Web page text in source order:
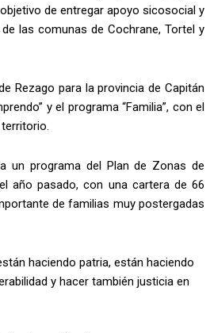
de entregar apoyo sicosocial y
las comunas de Cochrane, Tortel y
Rezago para la provincia de Capitán
y el programa “Familia”, con el
un programa del Plan de Zonas de
año pasado, con una cartera de 66
de familias muy postergadas
haciendo patria, están haciendo
y hacer también justicia en